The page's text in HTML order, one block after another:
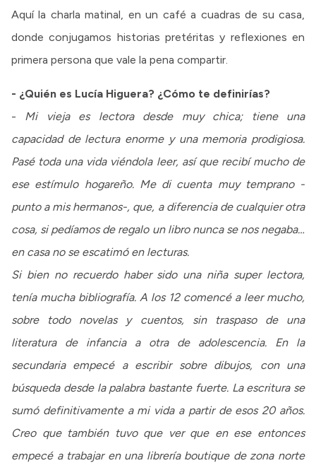
Aquí la charla matinal, en un café a cuadras de su casa,
donde conjugamos historias pretéritas y reflexiones en
primera persona que vale la pena compartir.
- ¿Quién es Lucía Higuera? ¿Cómo te definirías?
- Mi vieja es lectora desde muy chica; tiene una
capacidad de lectura enorme y una memoria prodigiosa.
Pasé toda una vida viéndola leer, así que recibí mucho de
ese estímulo hogareño. Me di cuenta muy temprano -
punto a mis hermanos-, que, a diferencia de cualquier otra
cosa, si pedíamos de regalo un libro nunca se nos negaba…
en casa no se escatimó en lecturas.
Si bien no recuerdo haber sido una niña super lectora,
tenía mucha bibliografía. A los 12 comencé a leer mucho,
sobre todo novelas y cuentos, sin traspaso de una
literatura de infancia a otra de adolescencia. En la
secundaria empecé a escribir sobre dibujos, con una
búsqueda desde la palabra bastante fuerte. La escritura se
sumó definitivamente a mi vida a partir de esos 20 años.
Creo que también tuvo que ver que en ese entonces
empecé a trabajar en una librería boutique de zona norte